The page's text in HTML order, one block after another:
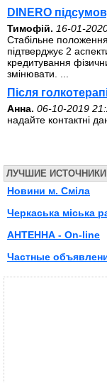
DINERO
Тимофій. 16-01-
Стабільне
підтверджує 2
кредитування
змінювати. ...
Після
Анна. 06-10-2019
надайте контактні
ЛУЧШИЕ ИСТОЧНИКИ
Новини м. Сміла
Черкаська міська
АНТЕННА - On-line
Частные